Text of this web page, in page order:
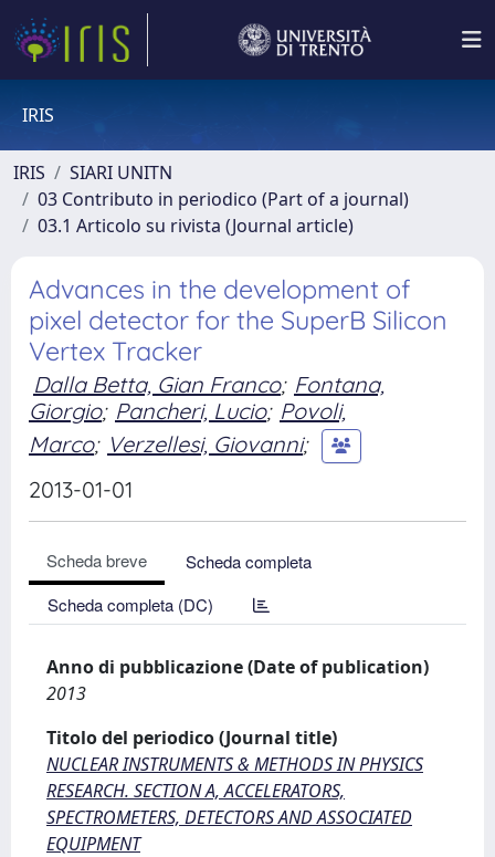
IRIS
IRIS
SIARI UNITN
03 Contributo in periodico (Part of a journal)
03.1 Articolo su rivista (Journal article)
Advances in the development of
pixel detector for the SuperB Silicon
Vertex Tracker
Dalla Betta, Gian Franco; Fontana,
Giorgio; Pancheri, Lucio; Povoli,
Marco; Verzellesi, Giovanni;
2013-01-01
Scheda breve
Scheda completa
Scheda completa (DC)
Anno di pubblicazione (Date of publication)
2013
Titolo del periodico (Journal title)
NUCLEAR INSTRUMENTS & METHODS IN PHYSICS
RESEARCH. SECTION A, ACCELERATORS,
SPECTROMETERS, DETECTORS AND ASSOCIATED
EQUIPMENT